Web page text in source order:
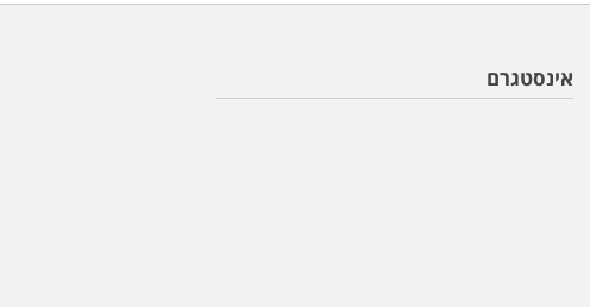
אינסטגרם